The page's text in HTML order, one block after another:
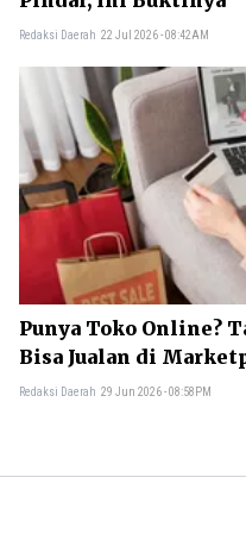
Redaksi Daerah 22 Jul 2026 - 08:42AM
Punya Toko Online?
Bisa Jualan di
Redaksi Daerah 29 Jun 2026 - 08:58PM